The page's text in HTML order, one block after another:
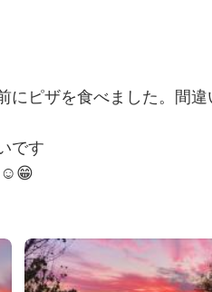
にピザを食べました。間違
です
☺️😁